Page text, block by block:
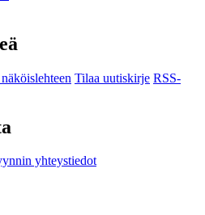
Tilaa uutiskirje RSS-
yhteystiedot